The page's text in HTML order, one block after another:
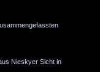
Nieskyer Sicht in